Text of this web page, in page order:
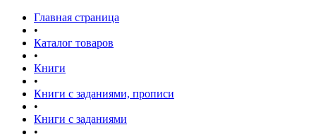
Главная страница
•
Каталог товаров
•
Книги
•
Книги с заданиями, прописи
•
Книги с заданиями
•